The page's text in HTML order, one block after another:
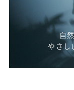
自
やさし